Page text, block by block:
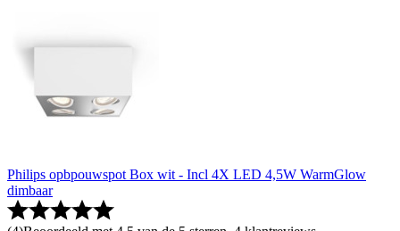
Philips opbpouwspot Box wit - Incl 4X LED 4,5W WarmGlow
dimbaar